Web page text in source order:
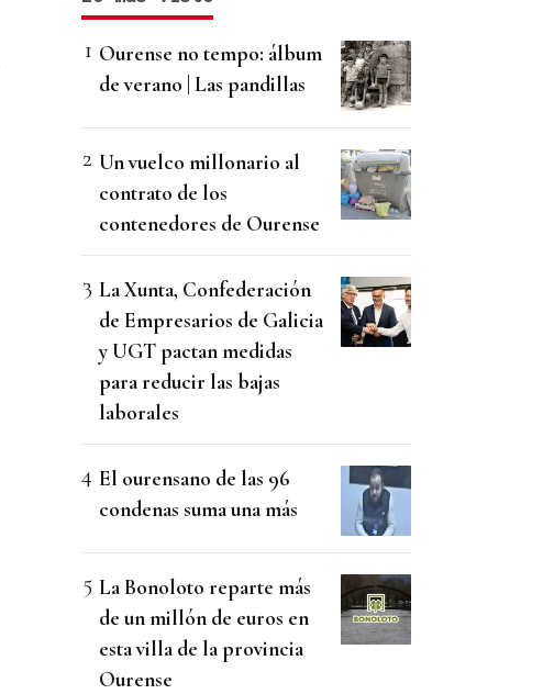
Ourense no tempo: álbum
de verano | Las pandillas
Un vuelco millonario al
contrato de los
contenedores de Ourense
La Xunta, Confederación
de Empresarios de Galicia
y UGT pactan medidas
para reducir las bajas
laborales
El ourensano de las 96
condenas suma una más
La Bonoloto reparte más
de un millón de euros en
esta villa de la provincia
Ourense